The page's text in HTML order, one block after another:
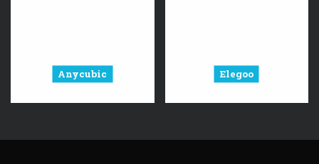
Anycubic Elegoo